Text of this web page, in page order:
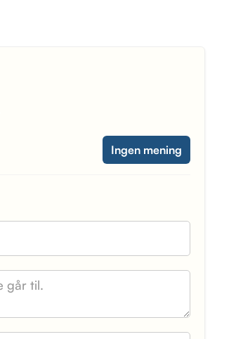
Ingen mening